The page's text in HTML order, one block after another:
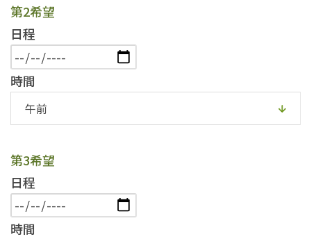
第2希望
日程
時間
第3希望
日程
時間